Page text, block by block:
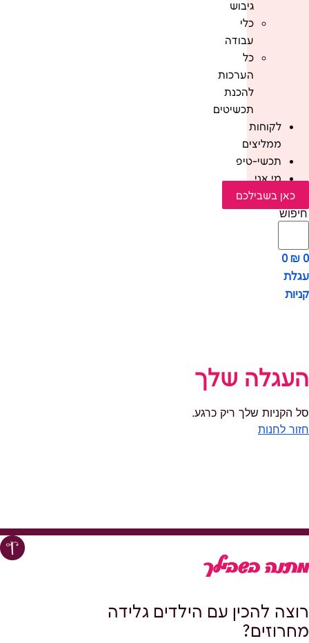
גיבוש
כלי
עבודה
כל
הערכות
להכנת
תכשיטים
לקוחות
ממליצים
תכשי-טיפ
מי אני
כאן בשבילכם
חיפוש
₪ 0
0
עגלת
קניות
העגלה שלך
סל הקניות שלך ריק כרגע.
חזור לחנות
מתנה בשבילך
רוצה להכין עם הילדים גלידה
מחרוזים?